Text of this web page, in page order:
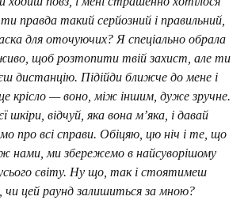
правда такий серйозний і правильний,
для оточуючих? Я спеціально обрала
щоб розтопити твій захист, але ти
дистанцію. Підійди ближче до мене і
крісло — воно, між іншим, дуже зручне.
шкіри, відчуй, яка вона м’яка, і давай
про всі справи. Обіцяю, цю ніч і те, що
нами, ми збережемо в найсуворішому
усього світу. Ну що, так і стоятимеш
чи цей раунд залишиться за мною?